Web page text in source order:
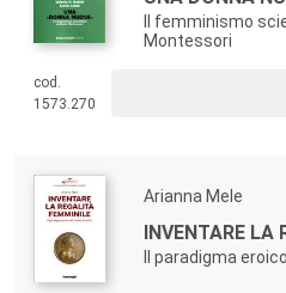
Il femminismo
Montessori
cod.
1573.270
Arianna Mele
INVENTARE
Il paradigma